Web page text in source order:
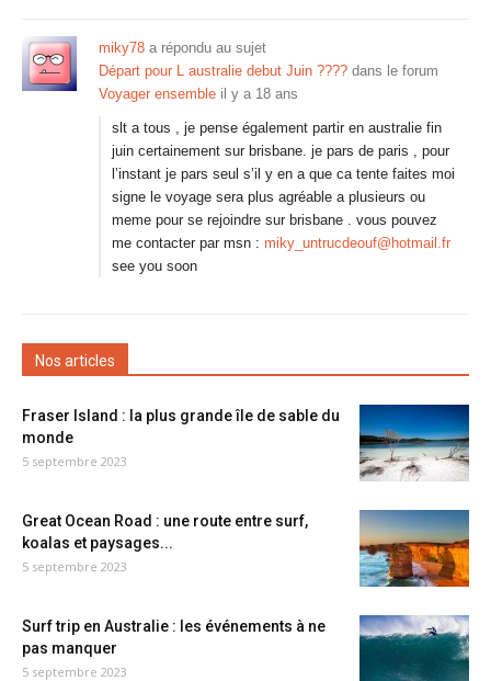
miky78 a répondu au sujet
Départ pour L australie debut Juin ???? dans le forum
Voyager ensemble il y a 18 ans
slt a tous , je pense également partir en australie fin
juin certainement sur brisbane. je pars de paris , pour
l’instant je pars seul s’il y en a que ca tente faites moi
signe le voyage sera plus agréable a plusieurs ou
meme pour se rejoindre sur brisbane . vous pouvez
me contacter par msn : miky_untrucdeouf@hotmail.fr
see you soon
Nos articles
Fraser Island : la plus grande île de sable du
monde
5 septembre 2023
Great Ocean Road : une route entre surf,
koalas et paysages...
5 septembre 2023
Surf trip en Australie : les événements à ne
pas manquer
5 septembre 2023